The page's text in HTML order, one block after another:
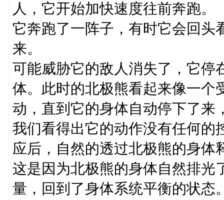
人，它开始加快速度往前奔跑。
它奔跑了一阵子，有时它会回头
来。
可能威胁它的敌人消失了，它停
体。此时的北极熊看起来像一个
动，直到它的身体自动停下了来
我们看得出它的动作没有任何的
应后，自然的透过北极熊的身体
这是因为北极熊的身体自然排光
量，回到了身体系统平衡的状态